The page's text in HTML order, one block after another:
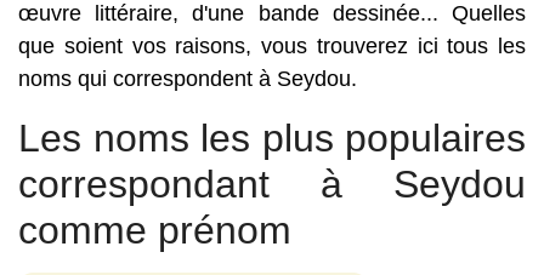
œuvre littéraire, d'une bande dessinée... Quelles
que soient vos raisons, vous trouverez ici tous les
noms qui correspondent à Seydou.
Les noms les plus populaires
correspondant à Seydou
comme prénom